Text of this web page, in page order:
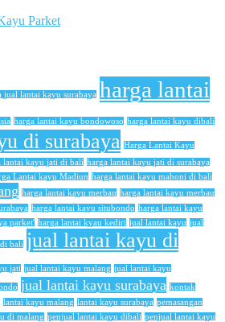
Parket
jual lantai kayu surabaya harga lantai
harga lantai kayu bondowoso harga lantai kayu dibali
di surabaya Harga Lantai Kayu
lantai kayu jati di bali harga lantai kayu jati di surabaya
Lantai kayu Madiun harga lantai kayu mahoni di bali
harga lantai kayu merbau harga lantai kayu merbau
harga lantai kayu situbondo harga lantai kayu
parket' harga lantai kyau kediri jual lantai kayu jual
bali jual lantai kayu di
jati jual lantai kayu malang jual lantai kayu
jual lantai kayu surabaya kontak
lantai kayu malang lantai kayu surabaya pemasangan
di malang penjual lantai kayu dibali penjual lantai kayu